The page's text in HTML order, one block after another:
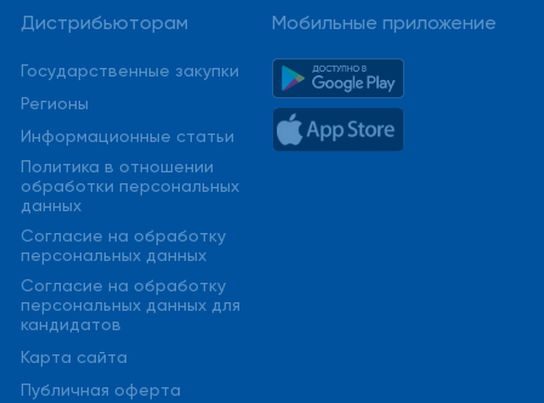
Дистрибьюторам
Государственные закупки
Регионы
Информационные статьи
Политика в отношении
обработки персональных
данных
Cогласие на обработку
персональных данных
Cогласие на обработку
персональных данных для
кандидатов
Карта сайта
Публичная оферта
Мобильные приложение